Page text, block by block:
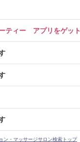
ティー アプリをゲット
ン・マッサージサロン検索トップ